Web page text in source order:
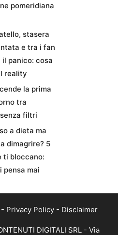
pomeridiana
stasera
e tra i fan
il panico: cosa
reality
la prima
tra
filtri
a dieta ma
dimagrire? 5
ti bloccano:
pensa mai
- Privacy Policy - Disclaimer
DIGITALI SRL - Via